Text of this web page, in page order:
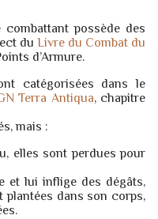
possède des
du Livre du Combat du
d’Armure.
catégorisées dans le
Terra Antiqua, chapitre
mais :
elles sont perdues pour
et lui inflige des dégâts,
plantées dans son corps,